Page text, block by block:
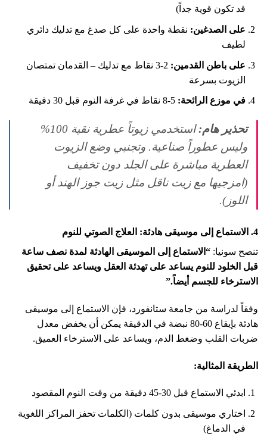
قد تكون قوية جداً)
على الصدغين: نقطة واحدة على كل صدغ مع تدليك دائري
لطيف
على باطن القدمين:
2-3 نقاط مع تدليك – القدمان تمتصان
الزيوت بسرعة
في موزع الرائحة:
تحذير هام:
استخدمي زيوتاً عطرية نقية 100%
وليس عطوراً صناعية. وتجنبي وضع الزيوت
العطرية مباشرة على الجلد دون تخفيف
(امزجيها مع زيت ناقل مثل زيت جوز الهند أو
اللوز).
4. الاستماع إلى موسيقى هادئة: العلاج الصوتي للنوم
تنصح سونيا: “الاستماع إلى الموسيقى الهادئة لمدة نصف ساعة
قبل الخلود للنوم يساعد على تهدئة العقل ويساعد على تحقيق
الاسترخاء للجسم أيضاً.”
وفقاً لدراسة من جامعة ستانفورد، فإن الاستماع إلى موسيقى
هادئة بإيقاع 60-80 نبضة في الدقيقة يمكن أن يخفض معدل
ضربات القلب وضغط الدم، ويساعد على الاسترخاء العميق.
الطريقة المثالية:
ابدئي الاستماع قبل 30-45 دقيقة من وقت النوم المقصود
اختاري موسيقى بدون كلمات (الكلمات تحفز المراكز اللغوية
في الدماغ)